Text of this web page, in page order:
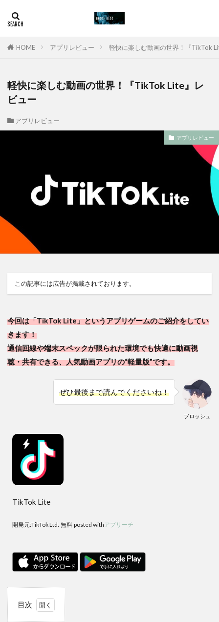
HOME アプリレビュー 軽快に楽しむ動画の世界！『TikTok
軽快に楽しむ動画の世界！『TikTok Lite』レ
ビュー
アプリレビュー
アプリレビュー
この記事には広告が掲載されております。
今回は「TikTok Lite」というアプリゲームのご紹介をしてい
きます！
通信回線や端末スペックが限られた環境でも快適に動画視
聴・共有できる、人気動画アプリの“軽量版”です。
ブロッシュ
ぜひ最後まで読んでくださいね！
TikTok Lite
開発元:TikTok Ltd. 無料 posted withアプリーチ
目次